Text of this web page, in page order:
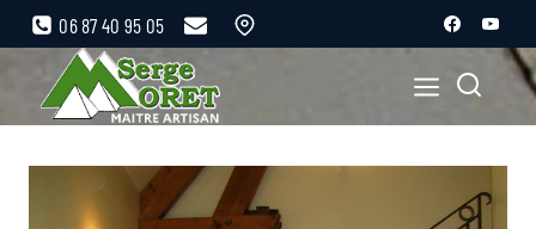
06 87 40 95 05